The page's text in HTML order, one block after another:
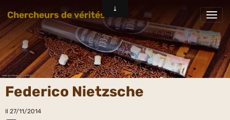
Chercheurs de vérités
Federico Nietzsche
Il 27/11/2014